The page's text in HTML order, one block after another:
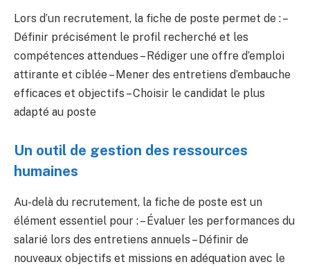
Lors d’un recrutement, la fiche de poste permet de : –
Définir précisément le profil recherché et les
compétences attendues – Rédiger une offre d’emploi
attirante et ciblée – Mener des entretiens d’embauche
efficaces et objectifs – Choisir le candidat le plus
adapté au poste
Un outil de gestion des ressources
humaines
Au-delà du recrutement, la fiche de poste est un
élément essentiel pour : – Évaluer les performances du
salarié lors des entretiens annuels – Définir de
nouveaux objectifs et missions en adéquation avec le